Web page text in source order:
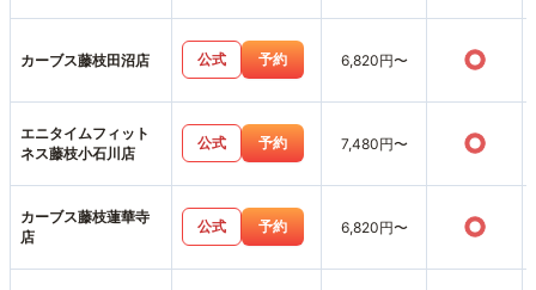
カーブス藤枝田沼店 公式 予約 6,820円〜 ○
エニタイムフィット
ネス藤枝小石川店
公式 予約 7,480円〜 ○
カーブス藤枝蓮華寺
店
公式 予約 6,820円〜 ○